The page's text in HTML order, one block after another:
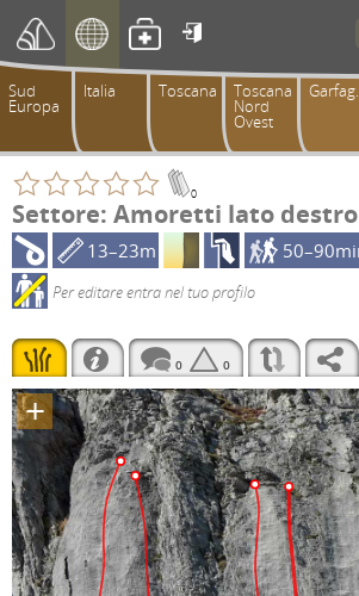

Sud
Europa
Italia Toscana Toscana
Nord
Ovest
0
13–23m
Per editare entra nel tuo profilo
0 0
+